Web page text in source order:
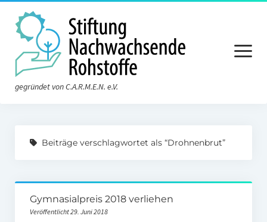
gegründet von C.A.R.M.E.N. e.V.
Menü
öffnen
Die Stiftung
Der Vorstand
Beiträge verschlagwortet als “Drohnenbrut”
Gymnasialpreis 2018 verliehen
Veröffentlicht 29. Juni 2018